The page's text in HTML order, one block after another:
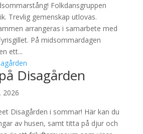
Folkdansgruppen
Trevlig gemenskap utlovas.
arrangeras i samarbete med
På midsommardagen
ett...
Disagården
2026
Disagården i sommar! Här kan du
av husen, samt titta på djur och